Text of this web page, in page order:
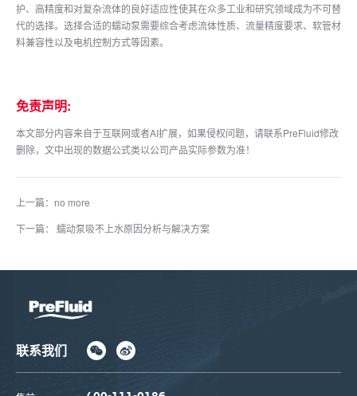
护、高精度和对复杂流体的良好适应性使其在众多工业和研究领域成为不可替
代的选择。选择合适的蠕动泵需要综合考虑流体性质、流量精度要求、软管材
料兼容性以及电机控制方式等因素。
免责声明:
本文部分内容来自于互联网或者AI扩展，如果侵权问题，请联系PreFluid修改
删除，文中出现的数据公式类以公司产品实际参数为准！
上一篇：no more
下一篇： 蠕动泵吸不上水原因分析与解决方案
联系我们